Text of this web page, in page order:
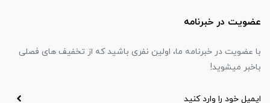
عضویت در خبرنامه
با عضویت در خبرنامه ما، اولین نفری باشید که از تخفیف های فصلی
باخبر میشوید!